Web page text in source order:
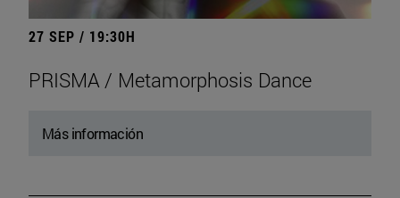
27 SEP / 19:30H
PRISMA / Metamorphosis Dance
Más información